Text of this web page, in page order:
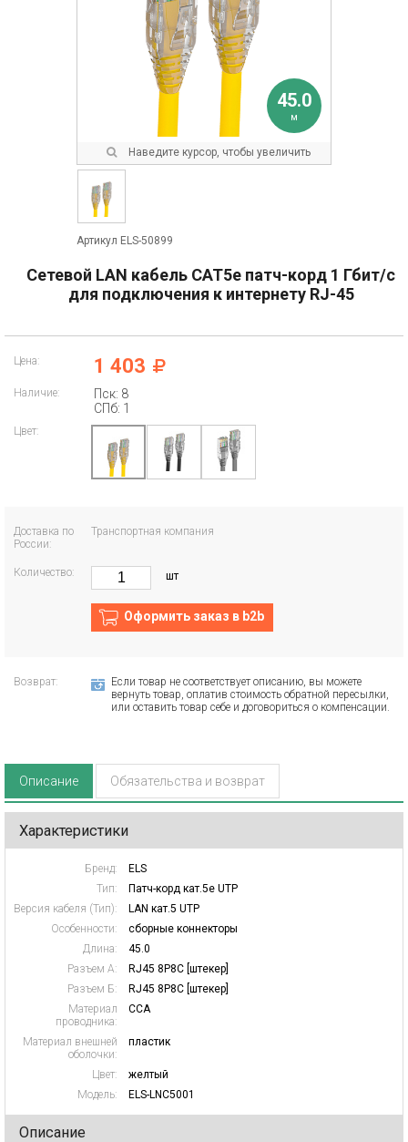
45.0
м
Наведите курсор, чтобы увеличить
Артикул ELS-50899
Сетевой LAN кабель CAT5e патч-корд 1 Гбит/с
для подключения к интернету RJ-45
Цена: 1 403
Наличие:
Пск: 8
СПб: 1
Цвет:
Доставка по
России:
Транспортная компания
Количество: шт
Оформить заказ в b2b
Возврат:
Если товар не соответствует описанию, вы можете
вернуть товар, оплатив стоимость обратной пересылки,
или оставить товар себе и договориться о компенсации.
Описание Обязательства и возврат
Характеристики
Бренд:
ELS
Тип:
Патч-корд кат.5e UTP
Версия кабеля (Тип):
LAN кат.5 UTP
Особенности:
сборные коннекторы
Длина:
45.0
Разъем А:
RJ45 8P8C [штекер]
Разъем Б:
RJ45 8P8C [штекер]
Материал
проводника:
CCA
Материал внешней
оболочки:
пластик
Цвет:
желтый
Модель:
ELS-LNC5001
Описание